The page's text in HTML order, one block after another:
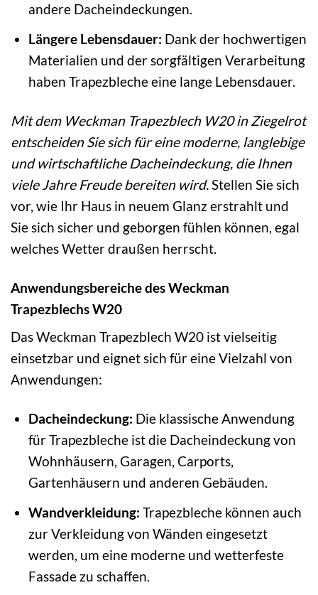
andere Dacheindeckungen.
Längere Lebensdauer: Dank der hochwertigen
Materialien und der sorgfältigen Verarbeitung
haben Trapezbleche eine lange Lebensdauer.
Mit dem Weckman Trapezblech W20 in Ziegelrot
entscheiden Sie sich für eine moderne, langlebige
und wirtschaftliche Dacheindeckung, die Ihnen
viele Jahre Freude bereiten wird.Stellen Sie sich
vor, wie Ihr Haus in neuem Glanz erstrahlt und
Sie sich sicher und geborgen fühlen können, egal
welches Wetter draußen herrscht.
Anwendungsbereiche des Weckman
Trapezblechs W20
Das Weckman Trapezblech W20 ist vielseitig
einsetzbar und eignet sich für eine Vielzahl von
Anwendungen:
Dacheindeckung: Die klassische Anwendung
für Trapezbleche ist die Dacheindeckung von
Wohnhäusern, Garagen, Carports,
Gartenhäusern und anderen Gebäuden.
Wandverkleidung: Trapezbleche können auch
zur Verkleidung von Wänden eingesetzt
werden, um eine moderne und wetterfeste
Fassade zu schaffen.